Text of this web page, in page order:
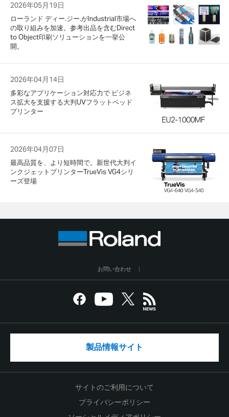
2026年05月19日
ローランド ディー.ジー.がIndustrial市場へ
の取り組みを加速。参考出品を含むDirect
to Object印刷ソリューションを一挙公
開。
2026年04月14日
多彩なアプリケーション対応力で ビジネ
ス拡大を支援する大判UVフラットベッド
プリンター
2026年04月07日
最高品質を、より短時間で。新世代大判イ
ンクジェットプリンターTrueVis VG4シリ
ーズ登場
お問い合わせ
製品情報サイト
サイトのご利用について
プライバシーポリシー